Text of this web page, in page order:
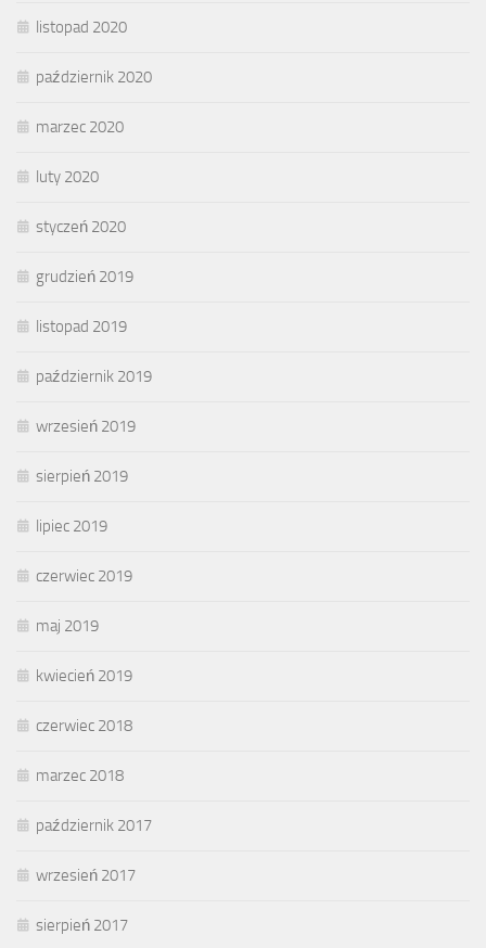
listopad 2020
październik 2020
marzec 2020
luty 2020
styczeń 2020
grudzień 2019
listopad 2019
październik 2019
wrzesień 2019
sierpień 2019
lipiec 2019
czerwiec 2019
maj 2019
kwiecień 2019
czerwiec 2018
marzec 2018
październik 2017
wrzesień 2017
sierpień 2017